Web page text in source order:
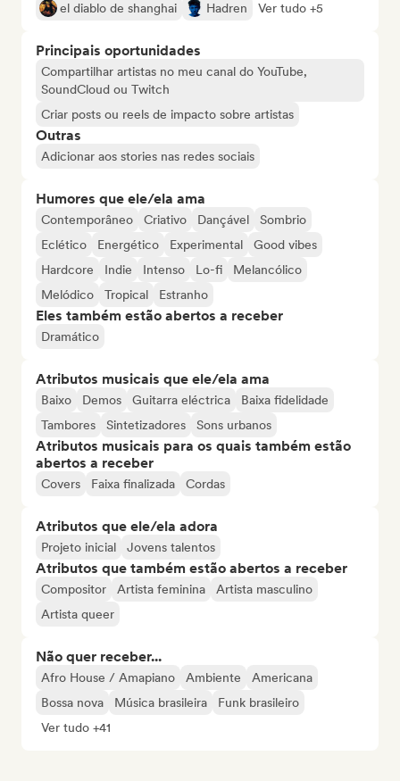
el diablo de shanghai
Hadren Ver tudo +5
Principais oportunidades
Compartilhar artistas no meu canal do YouTube,
SoundCloud ou Twitch
Criar posts ou reels de impacto sobre artistas
Outras
Adicionar aos stories nas redes sociais
Humores que ele/ela ama
Contemporâneo Criativo Dançável
Sombrio
Eclético
Energético Experimental
Good vibes
Hardcore
Indie Intenso Lo-fi
Melancólico
Melódico
Tropical Estranho
Eles também estão abertos a receber
Dramático
Atributos musicais que ele/ela ama
Baixo Demos Guitarra eléctrica
Baixa fidelidade
Tambores
Sintetizadores Sons urbanos
Atributos musicais para os quais também estão
abertos a receber
Covers Faixa finalizada Cordas
Atributos que ele/ela adora
Projeto inicial Jovens talentos
Atributos que também estão abertos a receber
Compositor Artista feminina
Artista masculino
Artista queer
Não quer receber...
Afro House / Amapiano Ambiente
Americana
Bossa nova
Música brasileira
Funk brasileiro
Ver tudo +41